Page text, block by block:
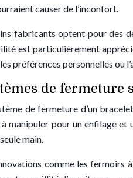
causer de l’inconfort.
fabricants optent pour des
est particulièrement
préférences personnelles ou
de fermeture
de fermeture d’un
manipuler pour un enfilage
main.
comme les fermoirs à